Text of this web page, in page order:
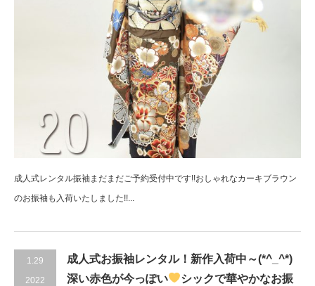
成人式レンタル振袖まだまだご予約受付中です!!おしゃれなカーキブラウン
のお振袖も入荷いたしました!!...
1.29
2022
成人式お振袖レンタル！新作入荷中～(*^_^*)
深い赤色が今っぽい
シックで華やかなお振